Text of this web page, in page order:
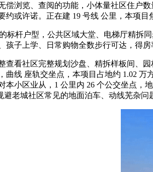
览、查阅的功能，小体量社区住户
或许诺。正在建 19 号线 公里，本项目
杆户型，公共区域大堂、电梯厅精拆
子上学、日常购物全数步行可达，得
社区完整规划沙盘、精拆样板间、园
线 座轨交坐点，本项目占地约 1.02
小区业从，1 公里内 26 个公交坐点
老城社区常见的地面泊车、动线芜杂问